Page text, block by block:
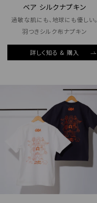
ベア シルクナプキン
過敏な肌にも、地球にも優しい。
羽つきシルク布ナプキン
詳しく知る & 購入